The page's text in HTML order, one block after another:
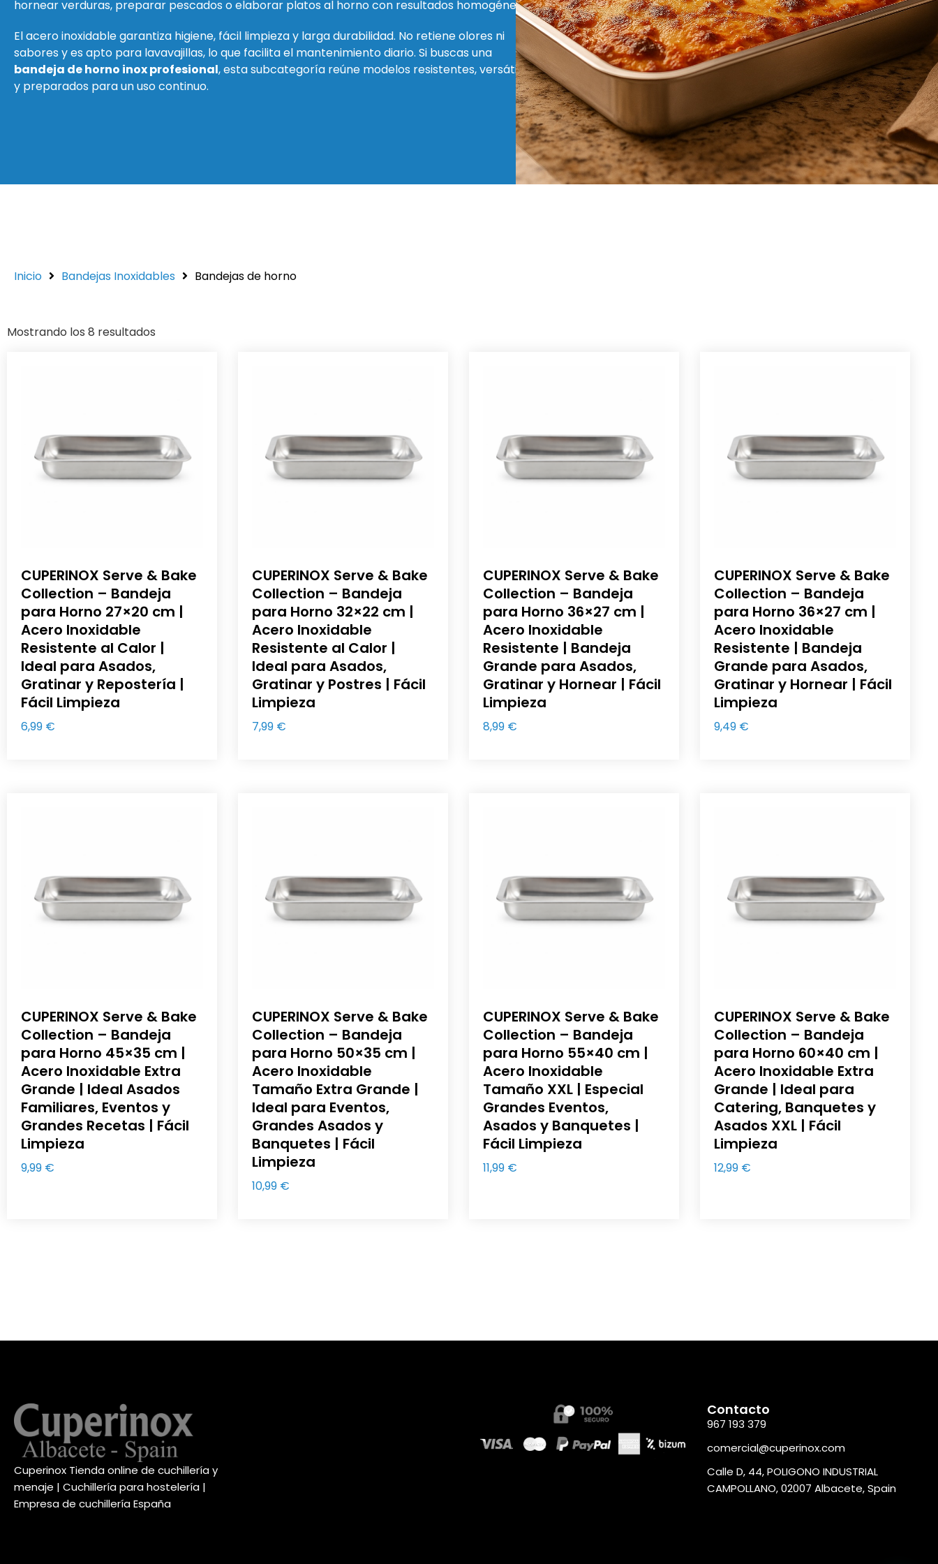
hornear verduras, preparar pescados o elaborar platos al horno con resultados homogéneos.
El acero inoxidable garantiza higiene, fácil limpieza y larga durabilidad. No retiene olores ni
sabores y es apto para lavavajillas, lo que facilita el mantenimiento diario. Si buscas una
bandeja de horno inox profesional, esta subcategoría reúne modelos resistentes, versátiles
y preparados para un uso continuo.
Inicio Bandejas Inoxidables Bandejas de horno
Mostrando los 8 resultados
CUPERINOX Serve & Bake
Collection – Bandeja
para Horno 27×20 cm |
Acero Inoxidable
Resistente al Calor |
Ideal para Asados,
Gratinar y Repostería |
Fácil Limpieza
6,99 €
CUPERINOX Serve & Bake
Collection – Bandeja
para Horno 32×22 cm |
Acero Inoxidable
Resistente al Calor |
Ideal para Asados,
Gratinar y Postres | Fácil
Limpieza
7,99 €
CUPERINOX Serve & Bake
Collection – Bandeja
para Horno 36×27 cm |
Acero Inoxidable
Resistente | Bandeja
Grande para Asados,
Gratinar y Hornear | Fácil
Limpieza
8,99 €
CUPERINOX Serve & Bake
Collection – Bandeja
para Horno 36×27 cm |
Acero Inoxidable
Resistente | Bandeja
Grande para Asados,
Gratinar y Hornear | Fácil
Limpieza
9,49 €
CUPERINOX Serve & Bake
Collection – Bandeja
para Horno 45×35 cm |
Acero Inoxidable Extra
Grande | Ideal Asados
Familiares, Eventos y
Grandes Recetas | Fácil
Limpieza
9,99 €
CUPERINOX Serve & Bake
Collection – Bandeja
para Horno 50×35 cm |
Acero Inoxidable
Tamaño Extra Grande |
Ideal para Eventos,
Grandes Asados y
Banquetes | Fácil
Limpieza
10,99 €
CUPERINOX Serve & Bake
Collection – Bandeja
para Horno 55×40 cm |
Acero Inoxidable
Tamaño XXL | Especial
Grandes Eventos,
Asados y Banquetes |
Fácil Limpieza
11,99 €
CUPERINOX Serve & Bake
Collection – Bandeja
para Horno 60×40 cm |
Acero Inoxidable Extra
Grande | Ideal para
Catering, Banquetes y
Asados XXL | Fácil
Limpieza
12,99 €
Cuperinox Tienda online de cuchillería y
menaje | Cuchillería para hostelería |
Empresa de cuchillería España
Contacto
967 193 379
comercial@cuperinox.com
Calle D, 44, POLIGONO INDUSTRIAL
CAMPOLLANO, 02007 Albacete, Spain